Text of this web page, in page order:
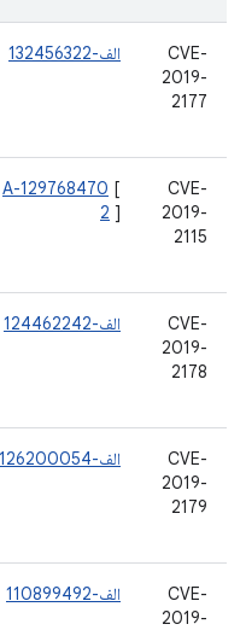
CVE-
2019-
2177
الف-132456322
CVE-
2019-
2115
A-129768470 [
2 ]
CVE-
2019-
2178
الف-124462242
CVE-
2019-
2179
الف-126200054
CVE-
2019-
الف-110899492